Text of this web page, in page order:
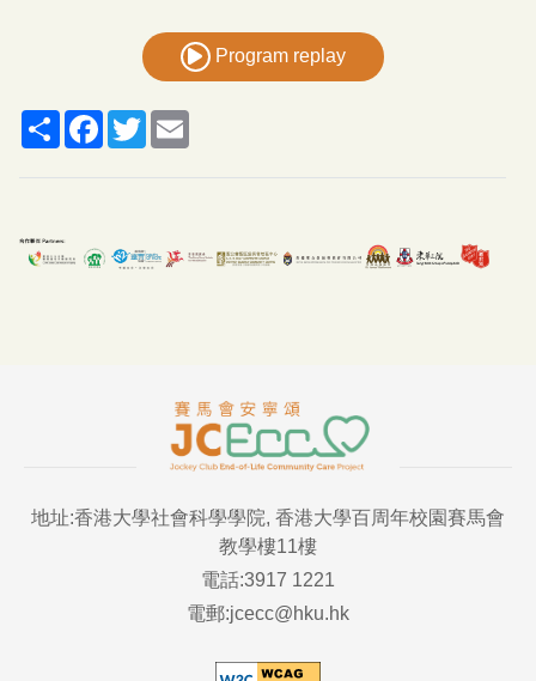
Program replay
ShareFacebook
Twitter
地址:香港大學社會科學學院, 香港大學百周年校園賽馬會
教學樓11樓
電話:3917 1221
電郵:jcecc@hku.hk